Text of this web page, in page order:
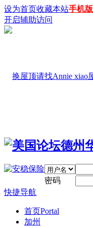
设为首页收藏本站手机版
开启辅助访问
密码
快捷导航
首页Portal
加州